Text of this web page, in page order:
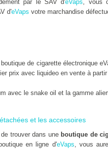
par le SAV d'eVaps, vous
d'eVaps votre marchandise
de cigarette électronique
prix avec liquideo en vente à
avec le snake oil et la gamme
et les accessoires
trouver dans une boutique de
en ligne d'eVaps, vous